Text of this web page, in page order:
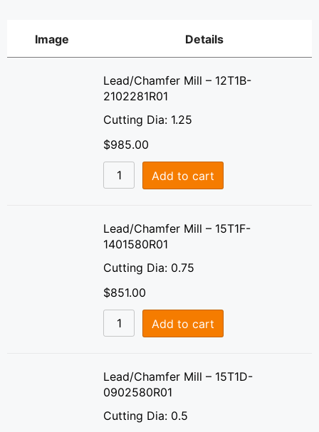
Image Details
Lead/Chamfer Mill – 12T1B-
2102281R01
Cutting Dia: 1.25
$985.00
Add to cart
Lead/Chamfer Mill – 15T1F-
1401580R01
Cutting Dia: 0.75
$851.00
Add to cart
Lead/Chamfer Mill – 15T1D-
0902580R01
Cutting Dia: 0.5